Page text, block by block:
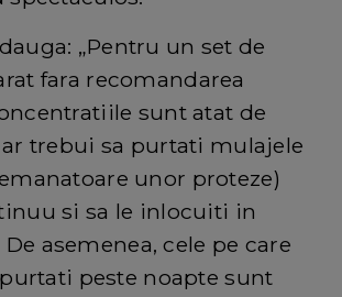
„Pentru un set de
fara recomandarea
sunt atat de
trebui sa purtati mulajele
unor proteze)
si sa le inlocuiti in
asemenea, cele pe care
peste noapte sunt